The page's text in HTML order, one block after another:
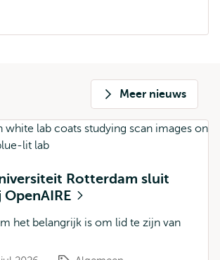
Meer nieuws
Rotterdam sluit
het belangrijk is om lid te zijn van